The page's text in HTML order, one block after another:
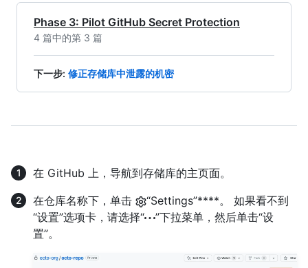
Phase 3: Pilot GitHub Secret Protection
4 篇中的第 3 篇
下一步: 修正存储库中泄露的机密
在 GitHub 上，导航到存储库的主页面。
在仓库名称下，单击
“Settings”****。 如果看不到
“设置”选项卡，请选择“
”下拉菜单，然后单击“设
置”。